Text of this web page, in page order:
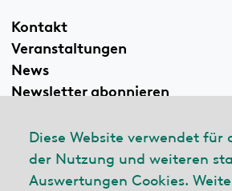
Diese Website verwendet für
der Nutzung und weiteren
Auswertungen Cookies.
Kontakt
Veranstaltungen
News
Newsletter abonnieren
Linkedin